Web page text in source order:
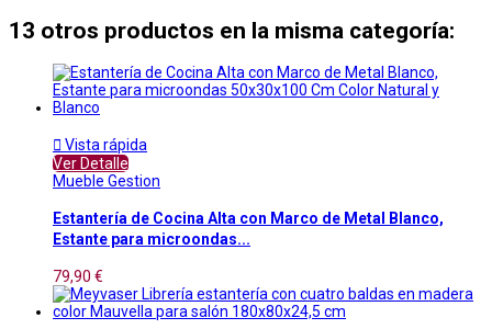
13 otros productos en la misma categoría:
 Vista rápida
Ver Detalle
Mueble Gestion
Estantería de Cocina Alta con Marco de Metal Blanco,
Estante para microondas...
79,90 €